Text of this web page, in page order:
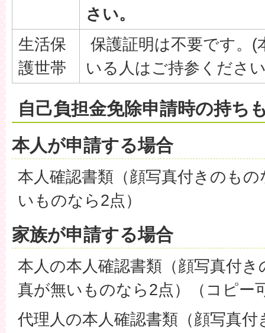
さい。
生活保
護世帯
保護証明は不要です。(
いる人はご持参くださ
自己負担金免除申請時の持ち
本人が申請する場合
本人確認書類（顔写真付きのも
いものなら2点）
家族が申請する場合
本人の本人確認書類（顔写真付
真が無いものなら2点）（コピー
代理人の本人確認書類（顔写真